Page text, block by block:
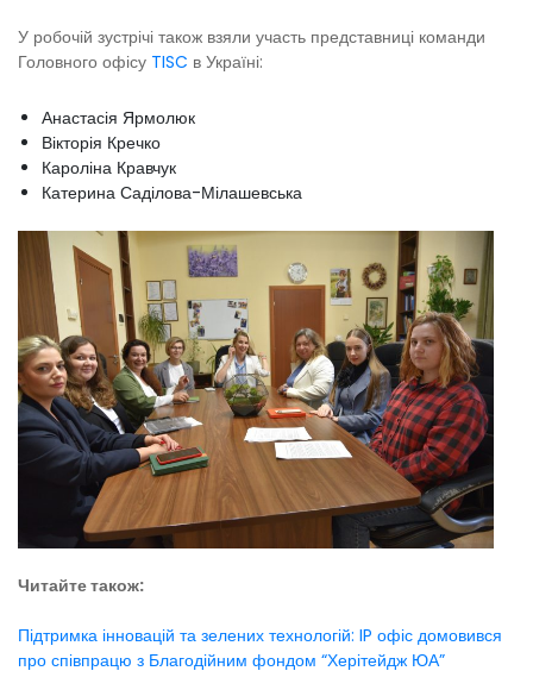
У робочій зустрічі також взяли участь представниці команди
Головного офісу TISC в Україні:
Анастасія Ярмолюк
Вікторія Кречко
Кароліна Кравчук
Катерина Саділова-Мілашевська
Читайте також:
Підтримка інновацій та зелених технологій: IP офіс домовився
про співпрацю з Благодійним фондом “Херітейдж ЮА”